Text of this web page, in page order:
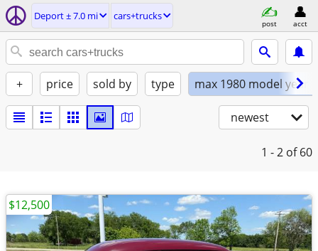
Deport ± 7.0 mi cars+trucks
post acct
+ price sold by type max 1980 model year
newest
1 - 2 of 60
$12,500